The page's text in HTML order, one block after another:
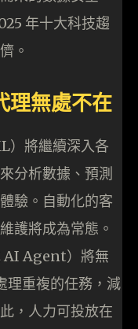
年十大科技趨
。
無處不在
）將繼續深入各
分析數據、預測
驗。自動化的客
護將成為常態。
AI Agent）將無
理重複的任務，減
，人力可投放在